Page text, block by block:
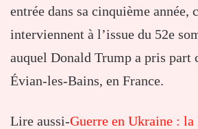
entrée dans sa cinquième année,
interviennent à l’issue du 52e
auquel Donald Trump a pris part
Évian-les-Bains, en France.
Lire aussi-Guerre en Ukraine :